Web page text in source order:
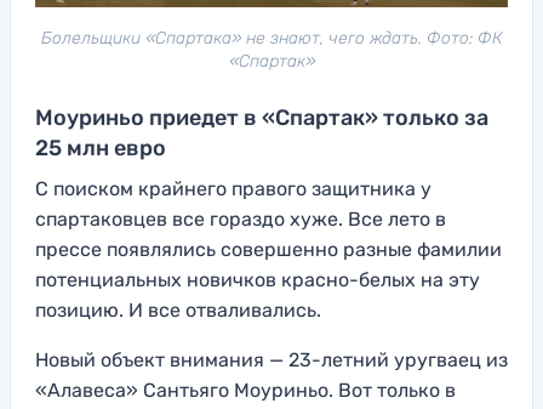
Болельщики «Спартака» не знают, чего ждать. Фото: ФК
«Спартак»
Моуриньо приедет в «Спартак» только за
25 млн евро
С поиском крайнего правого защитника у
спартаковцев все гораздо хуже. Все лето в
прессе появлялись совершенно разные фамилии
потенциальных новичков красно-белых на эту
позицию. И все отваливались.
Новый объект внимания — 23-летний уругваец из
«Алавеса» Сантьяго Моуриньо. Вот только в